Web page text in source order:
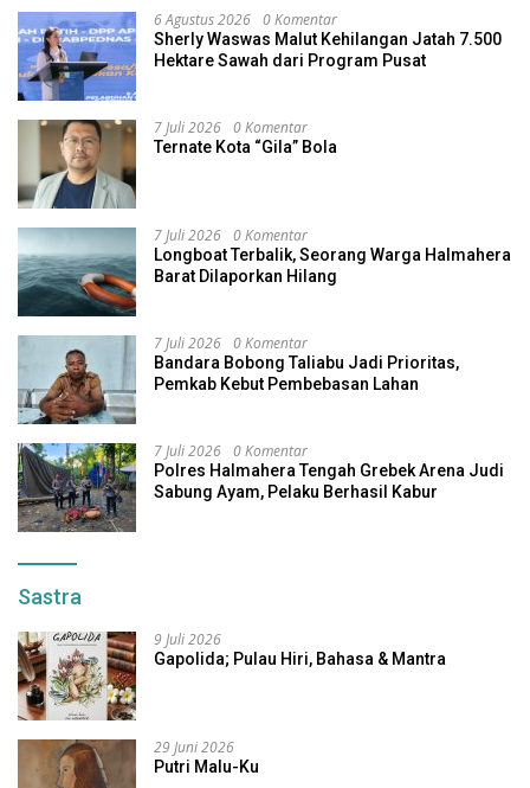
6 Agustus 2026 0 Komentar
Sherly Waswas Malut Kehilangan Jatah 7.500
Hektare Sawah dari Program Pusat
7 Juli 2026 0 Komentar
Ternate Kota “Gila” Bola
7 Juli 2026 0 Komentar
Longboat Terbalik, Seorang Warga Halmahera
Barat Dilaporkan Hilang
7 Juli 2026 0 Komentar
Bandara Bobong Taliabu Jadi Prioritas,
Pemkab Kebut Pembebasan Lahan
7 Juli 2026 0 Komentar
Polres Halmahera Tengah Grebek Arena Judi
Sabung Ayam, Pelaku Berhasil Kabur
Sastra
9 Juli 2026
Gapolida; Pulau Hiri, Bahasa & Mantra
29 Juni 2026
Putri Malu-Ku